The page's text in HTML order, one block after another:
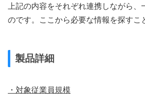
上記の内容をそれぞれ連携しながら、
のです。ここから必要な情報を探すこ
製品詳細
・対象従業員規模